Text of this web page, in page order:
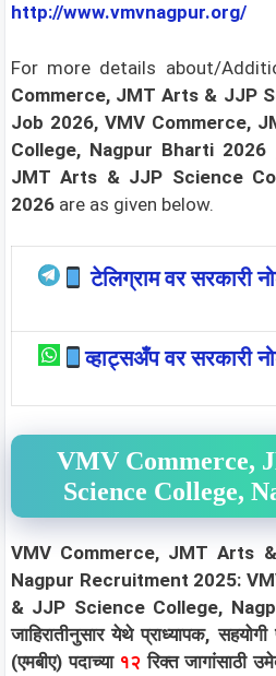
http://www.vmvnagpur.org/
For more details about/
Commerce, JMT Arts & JJP
Job 2026, VMV Commerce,
College, Nagpur Bharti 2026
JMT Arts & JJP Science
2026 are as given below.
टेलिग्राम वर सरकारी
व्हाट्सअँप वर सरकारी
VMV Commerce,
Science College,
VMV Commerce, JMT Arts
Nagpur Recruitment 2025:
& JJP Science College, Nagpur
जाहिरातीनुसार येथे प्राध्यापक,
(एमबीए) पदाच्या १२रिक्त जागांसाठी